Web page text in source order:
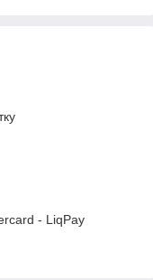
- LiqPay